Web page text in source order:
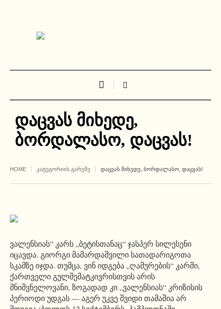
დაცვას მიხედე,
ბორდალასო, დაცვას!
HOME ᲙᲐᲢᲔᲒᲝᲠᲘᲘᲡ ᲒᲐᲠᲔᲨᲔ ᲓᲐᲪᲕᲐᲡ ᲛᲘᲮᲔᲓᲔ, ᲑᲝᲠᲓᲐᲚᲐᲡᲝ, ᲓᲐᲪᲕᲐᲡ!
ვალენსიას“ კარს „ბეტისთანაც“ ჯასპერ სილესენი
იცავდა. გიორგი მამარდაშვილი სათადარიგოთა
სკამზე იჯდა. თუმცა, ვინ იდგება „ღამურების“ კარში,
ქართველი გულშემატკივრისთვის არის
მნიშვნელოვანი, ზოგადად კი „ვალენსიას“ კრიზისის
პერიოდი უდგას — აგერ უკვე შვიდი თამაშია არ